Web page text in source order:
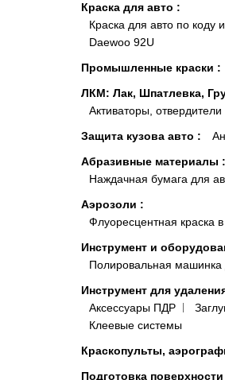
Краска для авто :
Краска для авто по коду
Daewoo 92U
Промышленные краски :
ЛКМ: Лак, Шпатлевка,
Активаторы, отвердители
Защита кузова авто :
Абразивные материалы :
Наждачная бумага для
Аэрозоли :
Флуоресцентная краска
Инструмент и
Полировальная машинка
Инструмент для
Аксессуары ПДР
Клеевые системы
Краскопульты,
Подготовка поверхности